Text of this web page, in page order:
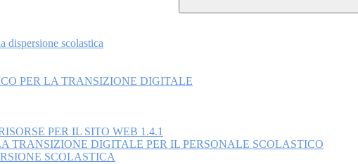
dispersione scolastica
PER LA TRANSIZIONE DIGITALE
PER IL SITO WEB 1.4.1
DIGITALE PER IL PERSONALE SCOLASTICO
SCOLASTICA